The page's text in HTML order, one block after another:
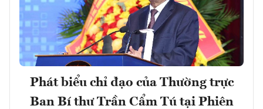
Phát biểu chỉ đạo của Thường trực
Ban Bí thư Trần Cẩm Tú tại Phiên